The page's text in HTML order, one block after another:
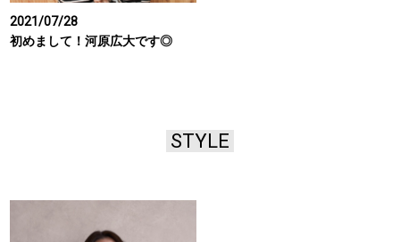
2021/07/28
初めまして！河原広大です◎
STYLE